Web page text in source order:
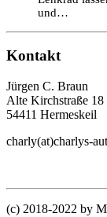
und…
Kontakt
Jürgen C. Braun
Alte Kirchstraße 18
54411 Hermeskeil
charly(at)charlys-
(c) 2018-2022 by